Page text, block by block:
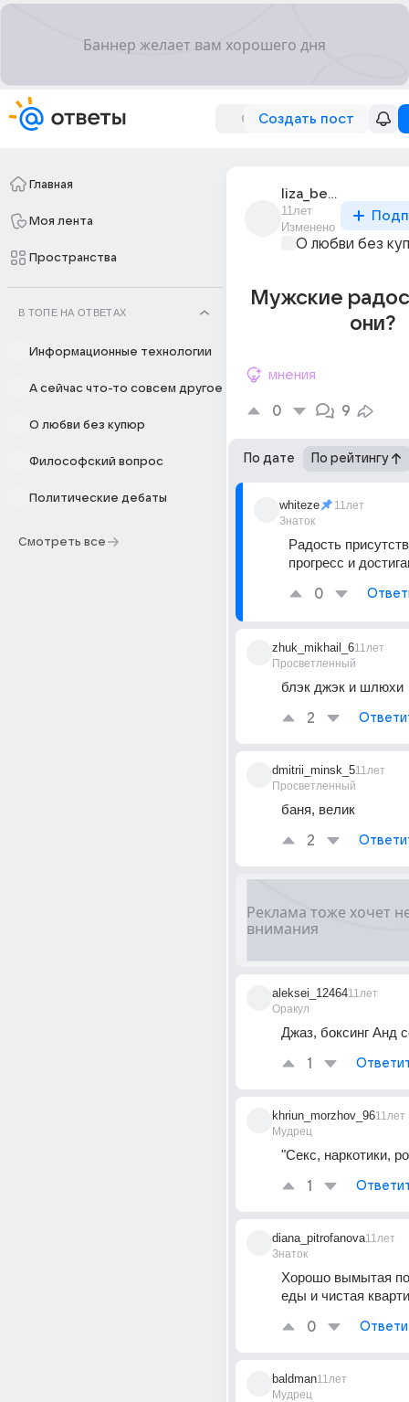
Создать пост
Главная
Моя лента
Пространства
В ТОПЕ НА ОТВЕТАХ
Информационные технологии
А сейчас что-то совсем другое
О любви без купюр
Философский вопрос
Политические дебаты
Смотреть все
liza_belova_289
11лет
Изменено
О любви без
Мужские
они?
мнения
0 9
По дате По рейтингу
whiteze
Знаток
11лет
Радость
прогресс и
0
zhuk_mikhail_6
Просветленный
11лет
блэк джэк и шлюхи
2
dmitrii_minsk_5
Просветленный
11лет
баня, велик
2
aleksei_12464
Оракул
11лет
Джаз, боксинг Анд
1
khriun_morzhov_96
Мудрец
11лет
"Секс, наркотики,
1
diana_pitrofanova
Знаток
11лет
Хорошо вымытая
еды и чистая
0
baldman
Мудрец
11лет